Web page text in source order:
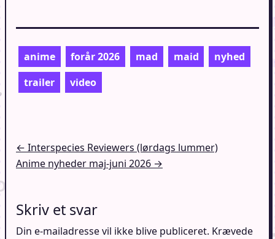
anime forår 2026 mad maid
nyhed
trailer
video
Indlægsnavigation
← Interspecies Reviewers (lørdags lummer)
Anime nyheder maj-juni 2026 →
Skriv et svar
Din e-mailadresse vil ikke blive publiceret. Krævede